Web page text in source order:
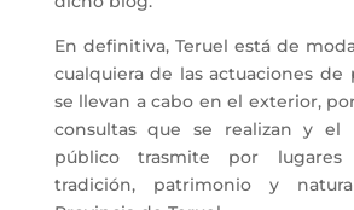
En definitiva, Teruel está de
cualquiera de las actuaciones de
se llevan a cabo en el exterior,
consultas que se realizan y el
público trasmite por lugares
tradición, patrimonio y